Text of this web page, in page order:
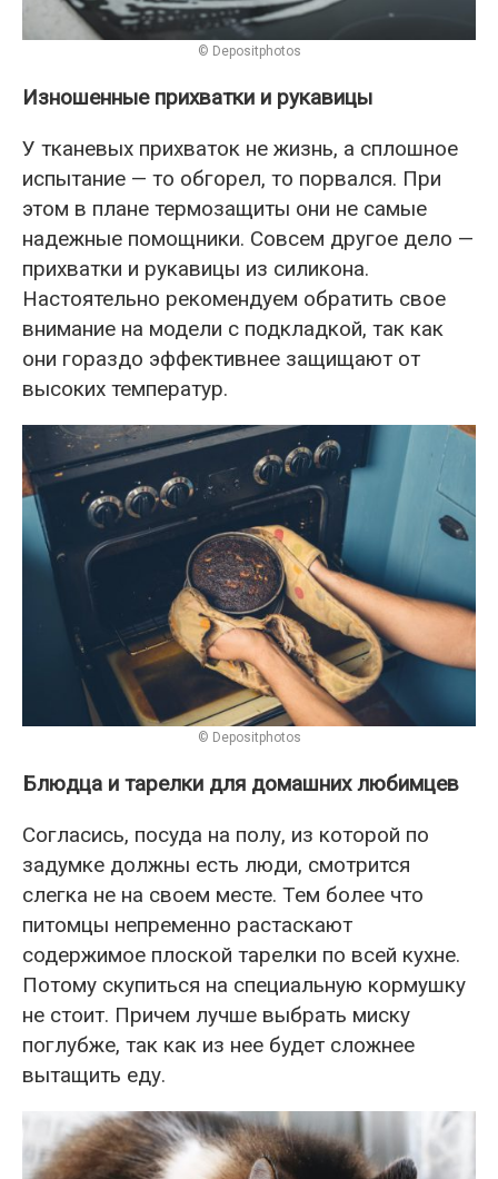
© Depositphotos
Изношенные прихватки и рукавицы
У тканевых прихваток не жизнь, а сплошное
испытание — то обгорел, то порвался. При
этом в плане термозащиты они не самые
надежные помощники. Совсем другое дело —
прихватки и рукавицы из силикона.
Настоятельно рекомендуем обратить свое
внимание на модели с подкладкой, так как
они гораздо эффективнее защищают от
высоких температур.
© Depositphotos
Блюдца и тарелки для домашних любимцев
Согласись, посуда на полу, из которой по
задумке должны есть люди, смотрится
слегка не на своем месте. Тем более что
питомцы непременно растаскают
содержимое плоской тарелки по всей кухне.
Потому скупиться на специальную кормушку
не стоит. Причем лучше выбрать миску
поглубже, так как из нее будет сложнее
вытащить еду.